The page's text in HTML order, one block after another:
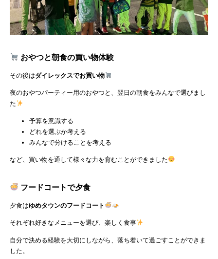
おやつと朝食の買い物体験
その後はダイレックスでお買い物
夜のおやつパーティー用のおやつと、翌日の朝食をみんなで選びまし
た
予算を意識する
どれを選ぶか考える
みんなで分けることを考える
など、買い物を通して様々な力を育むことができました
フードコートで夕食
夕食はゆめタウンのフードコート
それぞれ好きなメニューを選び、楽しく食事
自分で決める経験を大切にしながら、落ち着いて過ごすことができま
した。